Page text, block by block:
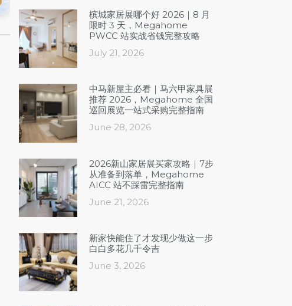
槟城家居展哪个好 2026｜8 月
限时 3 天，Megahome
PWCC 站实战省钱完整攻略
July 21, 2026
中马新屋主必看｜马六甲家具展
推荐 2026，Megahome 全国
巡回展览一站式采购完整指南
June 28, 2026
2026新山家居展买家攻略｜7步
从准备到落单，Megahome
AICC 站不踩雷完整指南
June 21, 2026
新家快能住了才发现少做这一步
白白多花几千令吉
June 3, 2026